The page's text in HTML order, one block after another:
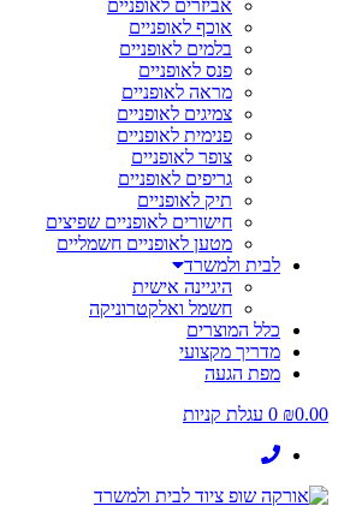
אביזרים לאופניים
אוכף לאופניים
בלמים לאופניים
פנס לאופניים
מראה לאופניים
צמיגים לאופניים
פנימית לאופניים
צופר לאופניים
גריפים לאופניים
תיק לאופניים
חישורים לאופניים שפיצים
מטען לאופניים חשמליים
לבית ולמשרד
היגיינה אישית
חשמל ואלקטרוניקה
כלל המוצרים
מדריך מקצועי
מפת הגעה
₪0.00
0 עגלת קניות